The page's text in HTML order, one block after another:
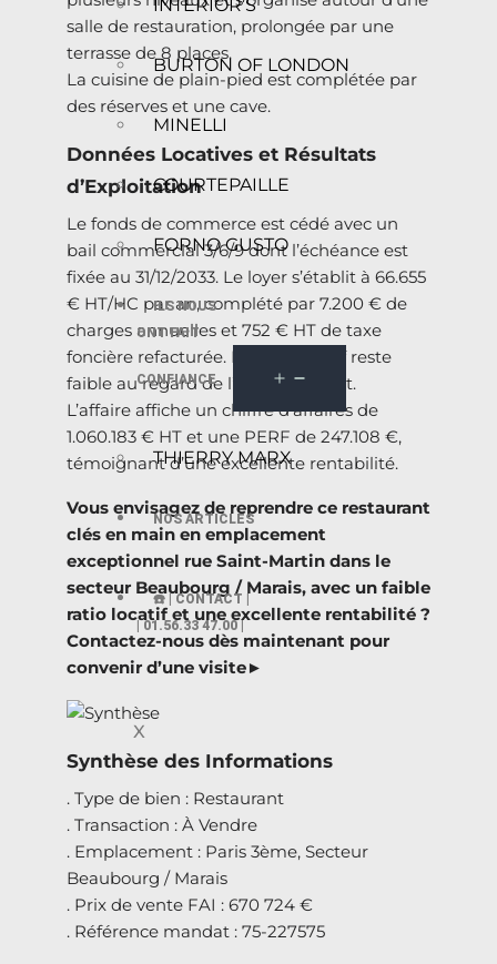
INTERIOR’S
BURTON OF LONDON
MINELLI
COURTEPAILLE
FORNO GUSTO
ILS NOUS
ONT FAIT
CONFIANCE
THIERRY MARX
NOS ARTICLES
☎️ | CONTACT |
| 01.56.33 47.00 |
X
salle de restauration, prolongée par une
terrasse de 8 places.
La cuisine de plain-pied est complétée par
des réserves et une cave.
Données Locatives et Résultats
d’Exploitation
Le fonds de commerce est cédé avec un
bail commercial 3/6/9 dont l’échéance est
fixée au 31/12/2033. Le loyer s’établit à 66.655
€ HT/HC par an, complété par 7.200 € de
charges annuelles et 752 € HT de taxe
foncière refacturée. Le ratio locatif reste
faible au regard de l’emplacement.
L’affaire affiche un chiffre d’affaires de
1.060.183 € HT et une PERF de 247.108 €,
témoignant d’une excellente rentabilité.
Vous envisagez de reprendre ce restaurant
clés en main en emplacement
exceptionnel rue Saint-Martin dans le
secteur Beaubourg / Marais, avec un faible
ratio locatif et une excellente rentabilité ?
Contactez-nous dès maintenant pour
convenir d’une visite►
Synthèse des Informations
. Type de bien : Restaurant
. Transaction : À Vendre
. Emplacement : Paris 3ème, Secteur
Beaubourg / Marais
. Prix de vente FAI : 670 724 €
. Référence mandat : 75-227575